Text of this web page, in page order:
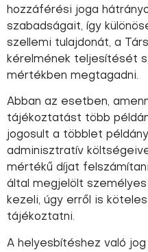
hozzáférési joga
szabadságait, így
szellemi tulajdonát, a
kérelmének teljesítését
mértékben megtagadni.
Abban az esetben,
tájékoztatást több
jogosult a többlet
adminisztratív
mértékű díjat
által megjelölt
kezeli, úgy erről is
tájékoztatni.
A helyesbítéshez való jog